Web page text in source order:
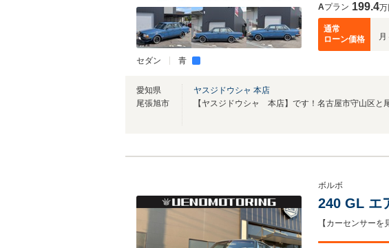
セダン 青
Aプラン 199.4万
通常
ローン価格
月
愛知県
尾張旭市
ヤスジドウシャ 本店
ボルボ
240 GL エ
【カーセンサー